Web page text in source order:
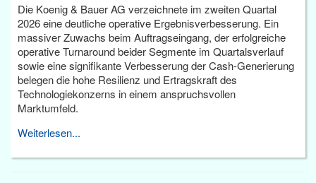
Die Koenig & Bauer AG verzeichnete im zweiten Quartal
2026 eine deutliche operative Ergebnisverbesserung. Ein
massiver Zuwachs beim Auftragseingang, der erfolgreiche
operative Turnaround beider Segmente im Quartalsverlauf
sowie eine signifikante Verbesserung der Cash-Generierung
belegen die hohe Resilienz und Ertragskraft des
Technologiekonzerns in einem anspruchsvollen
Marktumfeld.
Weiterlesen...